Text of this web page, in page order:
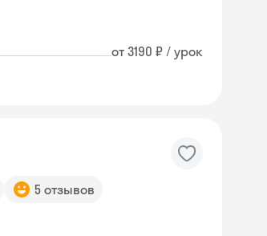
от 3190 ₽ / урок
5 отзывов